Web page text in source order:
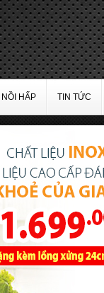
NỒI HẤP TIN TỨC